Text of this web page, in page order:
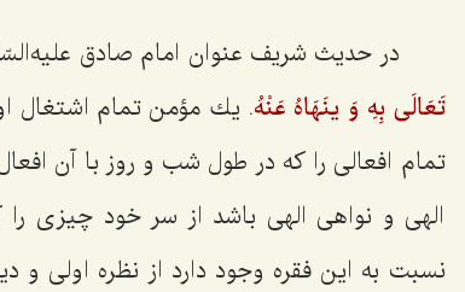
در حدیث شریف عنوان امام صادق
تَعَالَی بِهِ وَ ینَهَاهُ عَنْهُ. یك مؤمن تمام اشتغال
تمام افعالی را كه در طول شب و روز با آن
الهی و نواهی الهی باشد از سر خود چیزی
نسبت به این فقره وجود دارد از نظره اولی و